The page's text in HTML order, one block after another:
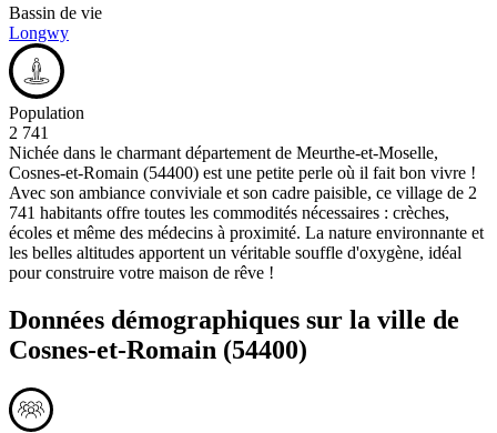
Bassin de vie
Longwy
Population
2 741
Nichée dans le charmant département de Meurthe-et-Moselle,
Cosnes-et-Romain (54400) est une petite perle où il fait bon vivre !
Avec son ambiance conviviale et son cadre paisible, ce village de 2
741 habitants offre toutes les commodités nécessaires : crèches,
écoles et même des médecins à proximité. La nature environnante et
les belles altitudes apportent un véritable souffle d'oxygène, idéal
pour construire votre maison de rêve !
Données démographiques sur la ville de
Cosnes-et-Romain (54400)